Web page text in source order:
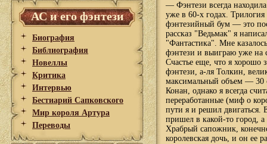
АС и его фэнтези
Биография
Библиография
Новеллы
Критика
Интервью
Бестиарий Сапковского
Мир короля Артура
Переводы
— Фэнтези всегда
уже в 60-х годах.
фэнтезийный бум — это
рассказ "Ведьмак" я
"Фантастика". Мне
фэнтези и выиграю уже на
Счастье еще, что я хорошо
фэнтези, а-ля Толкин,
максимальный объем — 30
Конан, однако я всегда
переработанные (миф о
пути я и решил двигаться.
пришел в какой-то город,
Храбрый сапожник,
королевская дочь, и он ее